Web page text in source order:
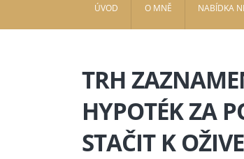
ÚVOD O MNĚ NABÍDKA
TRH
HYPOTÉK ZA
STAČIT K